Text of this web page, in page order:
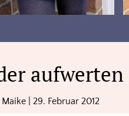
aufwerten
Maike| 29. Februar 2012